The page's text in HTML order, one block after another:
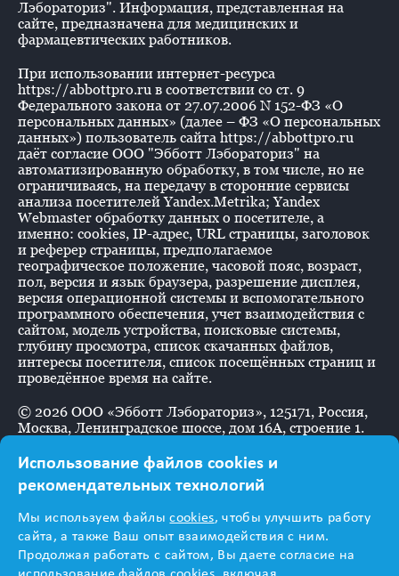
Лэбораториз". Информация, представленная на
сайте, предназначена для медицинских и
фармацевтических работников.
При использовании интернет-ресурса
https://abbottpro.ru в соответствии со ст. 9
Федерального закона от 27.07.2006 N 152-ФЗ «О
персональных данных» (далее – ФЗ «О персональных
данных») пользователь сайта https://abbottpro.ru
даёт согласие ООО "Эбботт Лэбораториз" на
автоматизированную обработку, в том числе, но не
ограничиваясь, на передачу в сторонние сервисы
анализа посетителей Yandex.Metrika; Yandex
Webmaster обработку данных о посетителе, а
именно: cookies, IP-адрес, URL страницы, заголовок
и реферер страницы, предполагаемое
географическое положение, часовой пояс, возраст,
пол, версия и язык браузера, разрешение дисплея,
версия операционной системы и вспомогательного
программного обеспечения, учет взаимодействия с
сайтом, модель устройства, поисковые системы,
глубину просмотра, список скачанных файлов,
интересы посетителя, список посещённых страниц и
проведённое время на сайте.
© 2026 ООО «Эбботт Лэбораториз», 125171, Россия,
Москва, Ленинградское шоссе, дом 16А, строение 1.
Информация
предназначена для
Использование файлов cookies и
рекомендательных технологий
Мы используем файлыcookies, чтобы улучшить работу
сайта, а также Ваш опыт взаимодействия с ним.
Продолжая работать с сайтом, Вы даете согласие на